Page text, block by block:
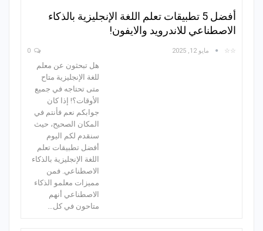
أفضل 5 تطبيقات تعلم اللغة الإنجليزية بالذكاء
الاصطناعي للاندرويد والايفون!
☆☆ مايو 12, 2025
هل تبحثون عن معلم
للغة الإنجليزية متاح
متى تحتاجه في جميع
الأوقات؟! إذا كان
جوابكم نعم فأنتم في
المكان الصحيح، حيث
سنقدم لكم اليوم
أفضل تطبيقات تعلم
اللغة الإنجليزية بالذكاء
الاصطناعي. فمن
مميزات معلمو الذكاء
الاصطناعي أنهم
متاحون في كل…